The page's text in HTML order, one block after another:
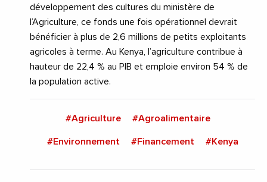
développement des cultures du ministère de
l’Agriculture, ce fonds une fois opérationnel devrait
bénéficier à plus de 2,6 millions de petits exploitants
agricoles à terme. Au Kenya, l’agriculture contribue à
hauteur de 22,4 % au PIB et emploie environ 54 % de
la population active.
#Agriculture #Agroalimentaire
#Environnement #Financement #Kenya